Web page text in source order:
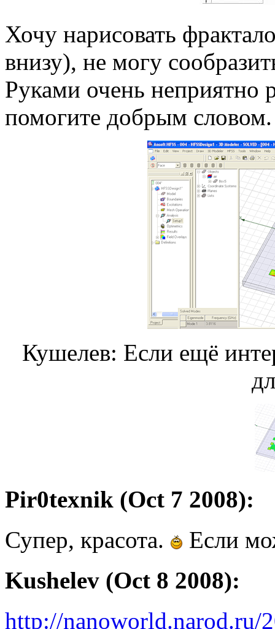
Хочу нарисовать
внизу), не могу
Руками очень неприятно
помогите добрым словом.
Кушелев: Если ещё
Pir0texnik (Oct 7 2008):
Супер, красота.
Если
Kushelev (Oct 8 2008):
http://nanoworld.narod.ru/